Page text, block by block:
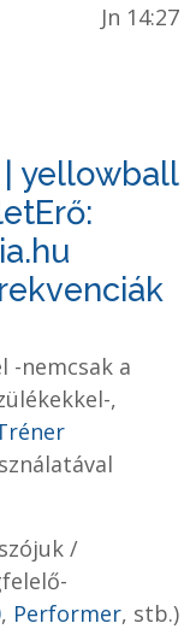
Jn 14:27
-nemcsak a
,
/
, Performer, stb.)